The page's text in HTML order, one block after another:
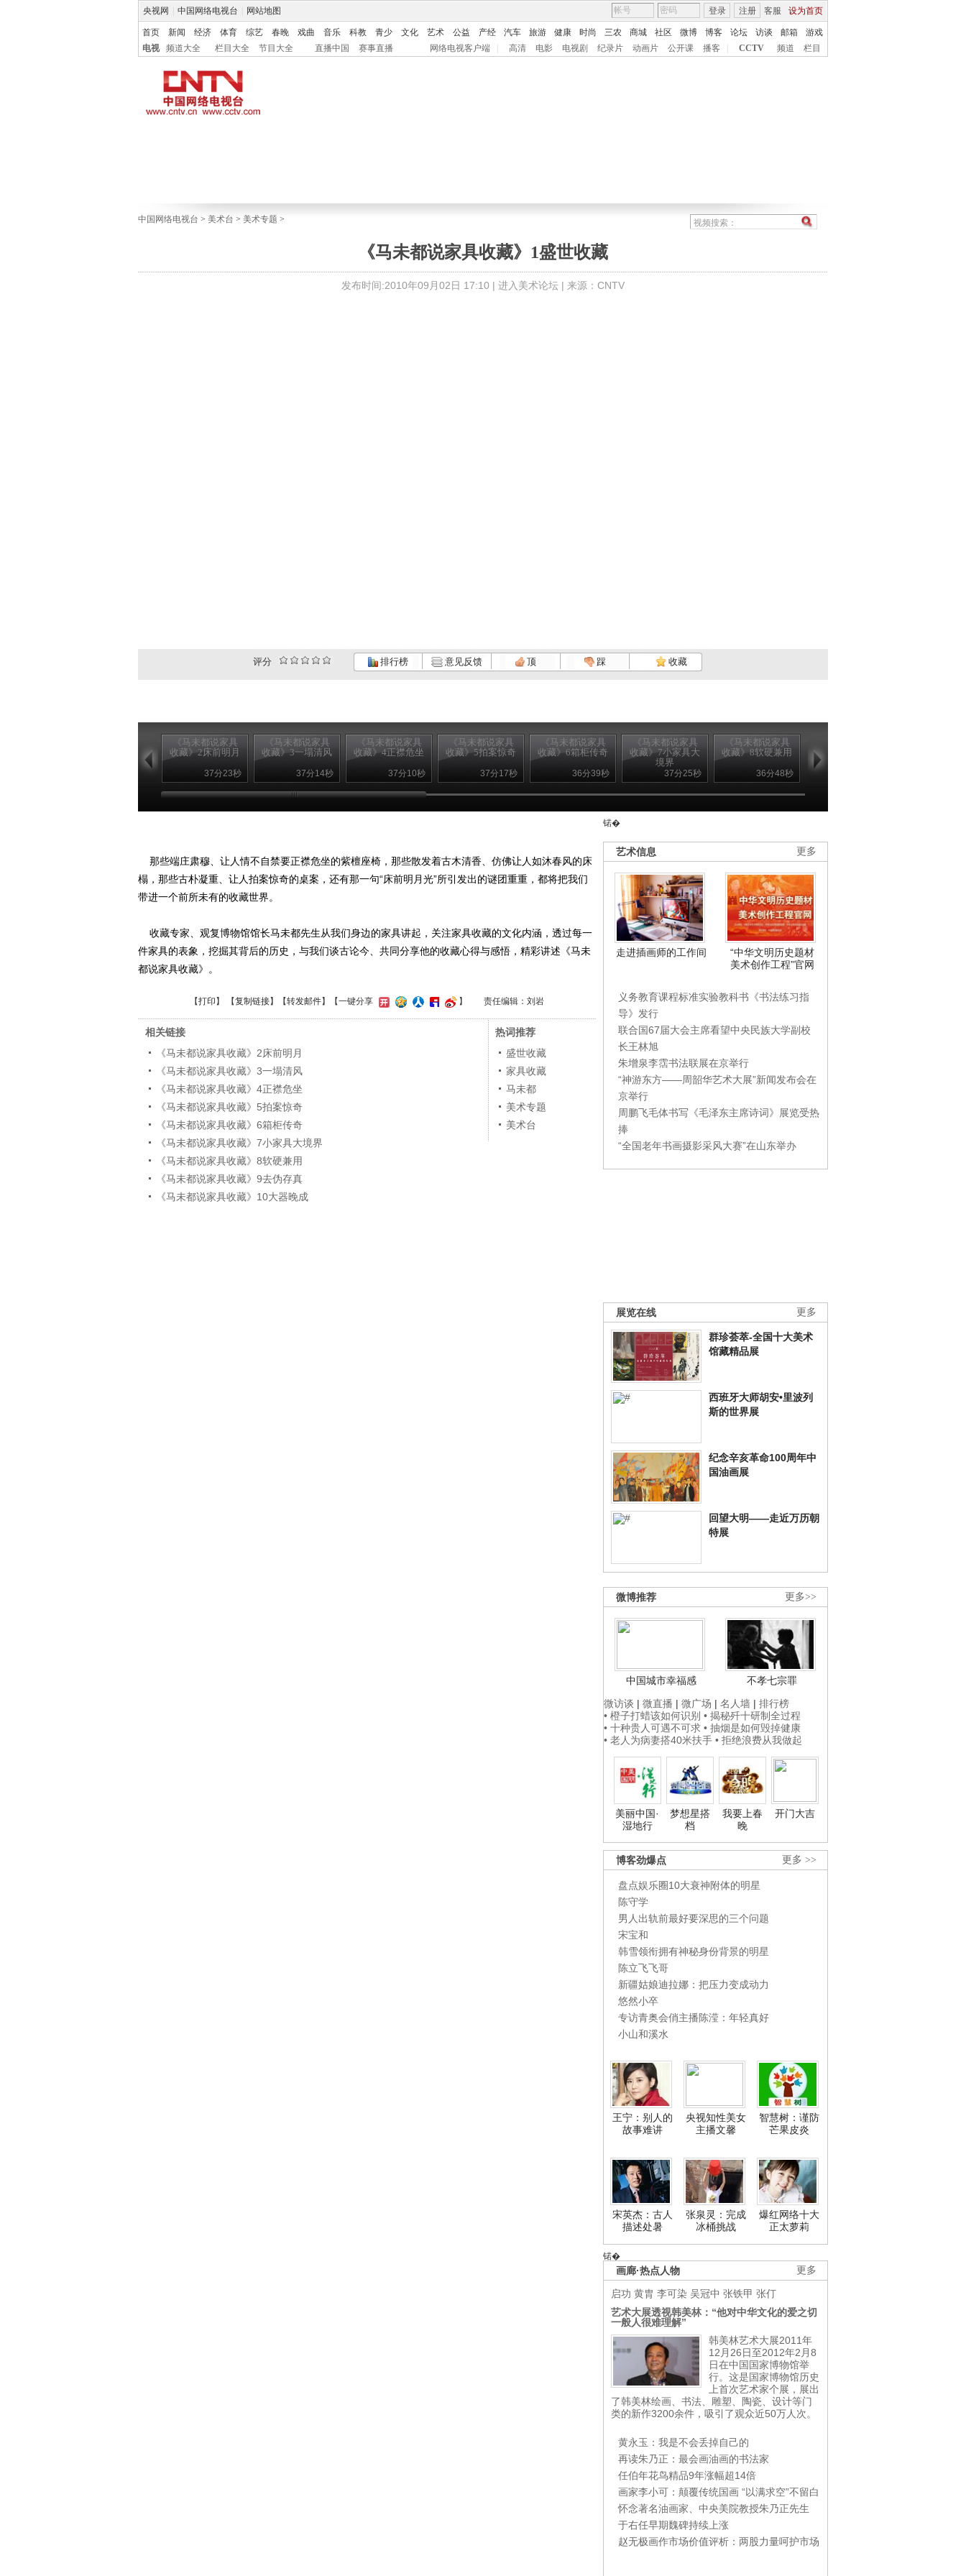
央视网 中国网络电视台 网站地图 客服 设为首页
登录 注册
首页 新闻 经济 体育 综艺 春晚 戏曲 音乐 科教 青少 文化 艺术 公益 产经 汽车 旅游 健康 时尚 三农 商城 社区 微博 博客 论坛 访谈 邮箱
游戏
电视
频道大全 栏目大全 节目大全 直播中国 赛事直播 网络电视客户端 高清 电影 电视剧 纪录片 动画片 公开课 播客 CCTV 频道 栏目
中国网络电视台 > 美术台 > 美术专题 >
《马未都说家具收藏》1盛世收藏
发布时间:2010年09月02日 17:10 | 进入美术论坛 | 来源：CNTV
评分 排行榜 意见反馈 顶 踩 收藏
《马未都说家具
收藏》2床前明月
37分23秒
《马未都说家具
收藏》3一塌清风
37分14秒
《马未都说家具
收藏》4正襟危坐
37分10秒
《马未都说家具
收藏》5拍案惊奇
37分17秒
《马未都说家具
收藏》6箱柜传奇
36分39秒
《马未都说家具
收藏》7小家具大
境界
37分25秒
《马未都说家具
收藏》8软硬兼用
36分48秒
收藏》9去伪存真
锘�
更多
艺术信息
走进插画师的工作间
“中华文明历史题材
美术创作工程”官网
义务教育课程标准实验教科书《书法练习指
导》发行
联合国67届大会主席看望中央民族大学副校
长王林旭
朱增泉李霑书法联展在京举行
“神游东方——周韶华艺术大展”新闻发布会在
京举行
周鹏飞毛体书写《毛泽东主席诗词》展览受热
捧
“全国老年书画摄影采风大赛”在山东举办
更多
展览在线
群珍荟萃-全国十大美术
馆藏精品展
西班牙大师胡安•里波列
斯的世界展
纪念辛亥革命100周年中
国油画展
回望大明——走近万历朝
特展
更多>>
微博推荐
中国城市幸福感
不孝七宗罪
微访谈 | 微直播 | 微广场 | 名人墙 | 排行榜
• 橙子打蜡该如何识别 • 揭秘歼十研制全过程
• 十种贵人可遇不可求 • 抽烟是如何毁掉健康
• 老人为病妻搭40米扶手 • 拒绝浪费从我做起
美丽中国·
湿地行
梦想星搭
档
我要上春
晚
开门大吉
更多 >>
博客劲爆点
盘点娱乐圈10大衰神附体的明星
陈守学
男人出轨前最好要深思的三个问题
宋宝和
韩雪领衔拥有神秘身份背景的明星
陈立飞飞哥
新疆姑娘迪拉娜：把压力变成动力
悠然小卒
专访青奥会俏主播陈滢：年轻真好
小山和溪水
王宁：别人的
故事难讲
央视知性美女
主播文馨
智慧树：谨防
芒果皮炎
宋英杰：古人
描述处暑
张泉灵：完成
冰桶挑战
爆红网络十大
正太萝莉
锘�
更多
画廊·热点人物
启功 黄胄 李可染 吴冠中 张铁甲 张仃
艺术大展透视韩美林：“他对中华文化的爱之切
一般人很难理解”
韩美林艺术大展2011年
12月26日至2012年2月8
日在中国国家博物馆举
行。这是国家博物馆历史
上首次艺术家个展，展出
了韩美林绘画、书法、雕塑、陶瓷、设计等门
类的新作3200余件，吸引了观众近50万人次。
黄永玉：我是不会丢掉自己的
再读朱乃正：最会画油画的书法家
任伯年花鸟精品9年涨幅超14倍
画家李小可：颠覆传统国画 “以满求空”不留白
怀念著名油画家、中央美院教授朱乃正先生
于右任早期魏碑持续上涨
赵无极画作市场价值评析：两股力量呵护市场
那些端庄肃穆、让人情不自禁要正襟危坐的紫檀座椅，那些散发着古木清香、仿佛让人如沐春风的床
榻，那些古朴凝重、让人拍案惊奇的桌案，还有那一句“床前明月光”所引发出的谜团重重，都将把我们
带进一个前所未有的收藏世界。
收藏专家、观复博物馆馆长马未都先生从我们身边的家具讲起，关注家具收藏的文化内涵，透过每一
件家具的表象，挖掘其背后的历史，与我们谈古论今、共同分享他的收藏心得与感悟，精彩讲述《马未
都说家具收藏》。
【打印 】 【复制链接】【转发邮件】 【一键分享 】 责任编辑：刘岩
相关链接
《马未都说家具收藏》2床前明月
《马未都说家具收藏》3一塌清风
《马未都说家具收藏》4正襟危坐
《马未都说家具收藏》5拍案惊奇
《马未都说家具收藏》6箱柜传奇
《马未都说家具收藏》7小家具大境界
《马未都说家具收藏》8软硬兼用
《马未都说家具收藏》9去伪存真
《马未都说家具收藏》10大器晚成
热词推荐
盛世收藏
家具收藏
马未都
美术专题
美术台